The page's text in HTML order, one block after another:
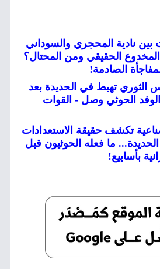
نادية المحجري والسوداني
الحقيقي ومن المحتال؟
الصادمة!
الثوري تهبط في الحديدة بعد
الحوثي وصل - القوات
تكشف حقيقة الاستعدادات
ما فعله الحوثيون قبل
بأسابيع!